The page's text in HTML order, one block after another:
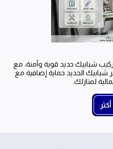
شبابيك حديد قوية وآمنة، مع
شبابيك الحديد حماية إضافية مع
لمنازلك.